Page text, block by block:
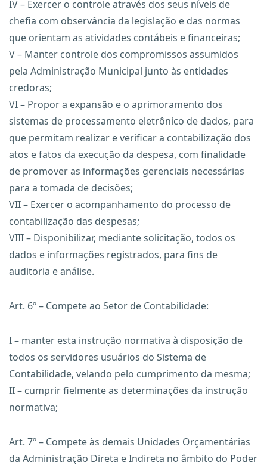
IV – Exercer o controle através dos seus níveis de
chefia com observância da legislação e das normas
que orientam as atividades contábeis e financeiras;
V – Manter controle dos compromissos assumidos
pela Administração Municipal junto às entidades
credoras;
VI – Propor a expansão e o aprimoramento dos
sistemas de processamento eletrônico de dados, para
que permitam realizar e verificar a contabilização dos
atos e fatos da execução da despesa, com finalidade
de promover as informações gerenciais necessárias
para a tomada de decisões;
VII – Exercer o acompanhamento do processo de
contabilização das despesas;
VIII – Disponibilizar, mediante solicitação, todos os
dados e informações registrados, para fins de
auditoria e análise.
Art. 6º – Compete ao Setor de Contabilidade:
I – manter esta instrução normativa à disposição de
todos os servidores usuários do Sistema de
Contabilidade, velando pelo cumprimento da mesma;
II – cumprir fielmente as determinações da instrução
normativa;
Art. 7º – Compete às demais Unidades Orçamentárias
da Administração Direta e Indireta no âmbito do Poder